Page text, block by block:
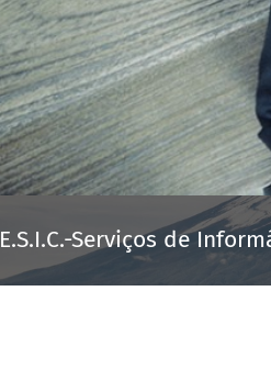
E.S.I.C.-Serviços de